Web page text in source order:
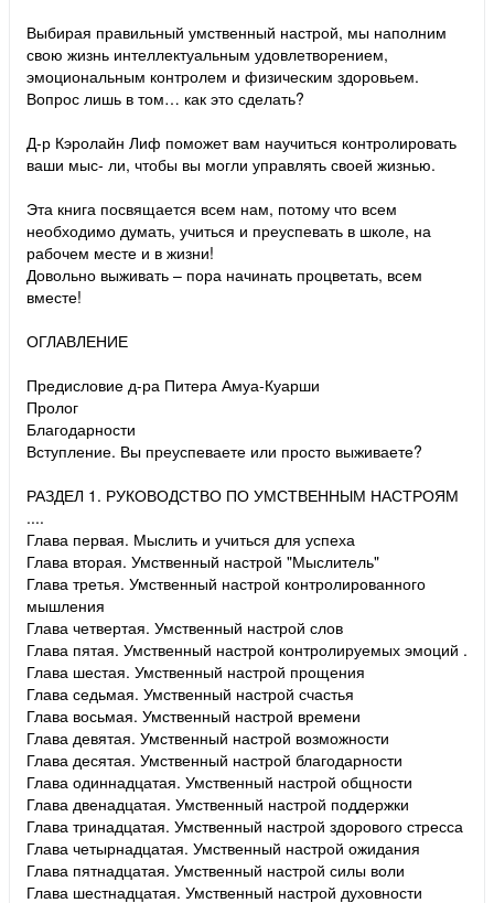
Выбирая правильный умственный настрой, мы наполним
свою жизнь интеллектуальным удовлетворением,
эмоциональным контролем и физическим здоровьем.
Вопрос лишь в том… как это сделать?
Д-р Кэролайн Лиф поможет вам научиться контролировать
ваши мыс- ли, чтобы вы могли управлять своей жизнью.
Эта книга посвящается всем нам, потому что всем
необходимо думать, учиться и преуспевать в школе, на
рабочем месте и в жизни!
Довольно выживать – пора начинать процветать, всем
вместе!
ОГЛАВЛЕНИЕ
Предисловие д-ра Питера Амуа-Куарши
Пролог
Благодарности
Вступление. Вы преуспеваете или просто выживаете?
РАЗДЕЛ 1. РУКОВОДСТВО ПО УМСТВЕННЫМ НАСТРОЯМ
....
Глава первая. Мыслить и учиться для успеха
Глава вторая. Умственный настрой "Мыслитель"
Глава третья. Умственный настрой контролированного
мышления
Глава четвертая. Умственный настрой слов
Глава пятая. Умственный настрой контролируемых эмоций .
Глава шестая. Умственный настрой прощения
Глава седьмая. Умственный настрой счастья
Глава восьмая. Умственный настрой времени
Глава девятая. Умственный настрой возможности
Глава десятая. Умственный настрой благодарности
Глава одиннадцатая. Умственный настрой общности
Глава двенадцатая. Умственный настрой поддержки
Глава тринадцатая. Умственный настрой здорового стресса
Глава четырнадцатая. Умственный настрой ожидания
Глава пятнадцатая. Умственный настрой силы воли
Глава шестнадцатая. Умственный настрой духовности